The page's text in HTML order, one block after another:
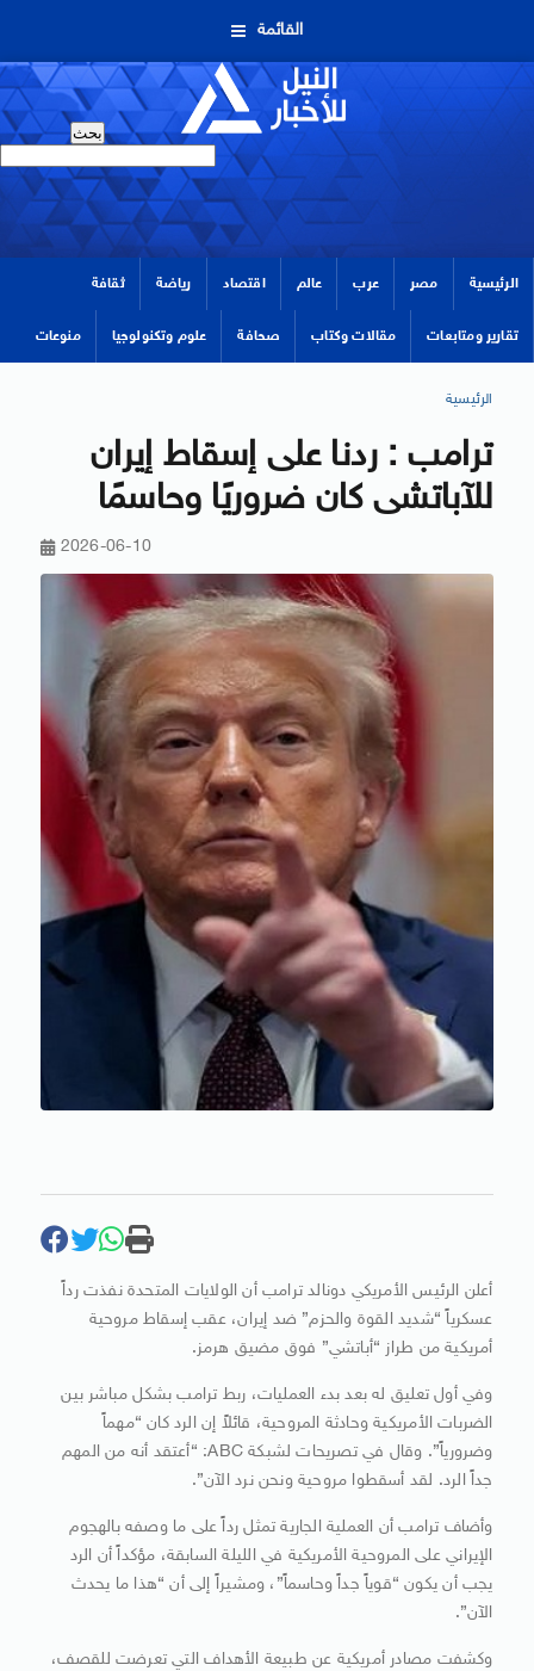
القائمة
الرئيسية مصر عرب عالم اقتصاد رياضة ثقافة
تقارير ومتابعات مقالات وكتاب صحافة علوم وتكنولوجيا منوعات
الرئيسية
ترامب : ردنا على إسقاط إيران
للآباتشى كان ضروريًا وحاسمًا
2026-06-10
أعلن الرئيس الأمريكي دونالد ترامب أن الولايات المتحدة نفذت رداً
عسكرياً “شديد القوة والحزم” ضد إيران، عقب إسقاط مروحية
أمريكية من طراز “أباتشي” فوق مضيق هرمز.
وفي أول تعليق له بعد بدء العمليات، ربط ترامب بشكل مباشر بين
الضربات الأمريكية وحادثة المروحية، قائلاً إن الرد كان “مهماً
وضرورياً”. وقال في تصريحات لشبكة ABC: “أعتقد أنه من المهم
جداً الرد. لقد أسقطوا مروحية ونحن نرد الآن”.
وأضاف ترامب أن العملية الجارية تمثل رداً على ما وصفه بالهجوم
الإيراني على المروحية الأمريكية في الليلة السابقة، مؤكداً أن الرد
يجب أن يكون “قوياً جداً وحاسماً”، ومشيراً إلى أن “هذا ما يحدث
الآن”.
وكشفت مصادر أمريكية عن طبيعة الأهداف التي تعرضت للقصف،